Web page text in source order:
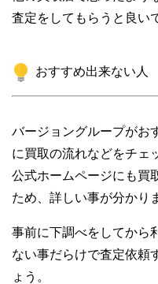
査定をしてもらうと良い
おすすめ出来ない人
バージョングループがお
に買取の流れなどをチェ
公式ホームページにも買
ため、詳しい事が分かり
事前に下調べをしてから
ない事だらけで査定依頼
ょう。